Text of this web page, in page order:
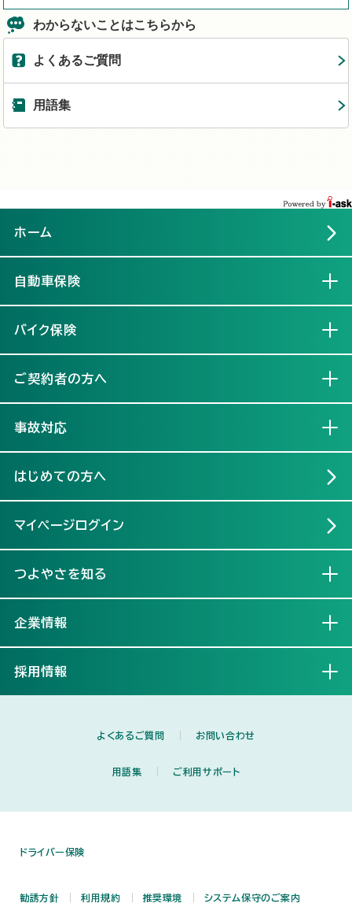
わからないことはこちらから
よくあるご質問
用語集
ホーム
自動車保険
バイク保険
ご契約者の方へ
事故対応
はじめての方へ
マイページログイン
つよやさを知る
企業情報
採用情報
よくあるご質問 お問い合わせ
用語集 ご利用サポート
ドライバー保険
勧誘方針 利用規約 推奨環境 システム保守のご案内